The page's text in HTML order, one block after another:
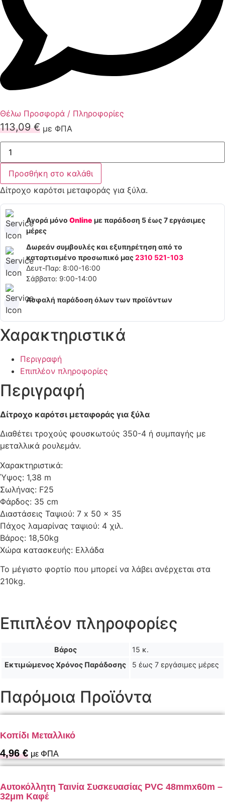
Θέλω Προσφορά / Πληροφορίες
113,09€ με ΦΠΑ
Δίτροχο
καρότσι
μεταφοράς
για
ξύλα
ποσότητα
Προσθήκη στο καλάθι
Δίτροχο καρότσι μεταφοράς για ξύλα.
Αγορά μόνο Online με παράδοση 5 έως 7 εργάσιμες
μέρες
Δωρεάν συμβουλές και εξυπηρέτηση από το
καταρτισμένο προσωπικό μας2310 521-103
Δευτ-Παρ: 8:00-16:00
Σάββατο: 9:00-14:00
Ασφαλή παράδοση όλων των προϊόντων
Χαρακτηριστικά
Περιγραφή
Επιπλέον πληροφορίες
Περιγραφή
Δίτροχο καρότσι μεταφοράς για ξύλα
Διαθέτει τροχούς φουσκωτούς 350-4 ή συμπαγής με
μεταλλικά ρουλεμάν.
Χαρακτηριστικά:
Ύψος: 1,38 m
Σωλήνας: F25
Φάρδος: 35 cm
Διαστάσεις Ταψιού: 7 x 50 x 35
Πάχος λαμαρίνας ταψιού: 4 χιλ.
Βάρος: 18,50kg
Χώρα κατασκευής: Ελλάδα
Το μέγιστο φορτίο που μπορεί να λάβει ανέρχεται στα
210kg.
Επιπλέον πληροφορίες
Βάρος
15 κ.
Εκτιμώμενος Χρόνος Παράδοσης
5 έως 7 εργάσιμες μέρες
Παρόμοια Προϊόντα
Κοπίδι Μεταλλικό
4,96€ με ΦΠΑ
Αυτοκόλλητη Ταινία Συσκευασίας PVC 48mmx60m –
32μm Καφέ